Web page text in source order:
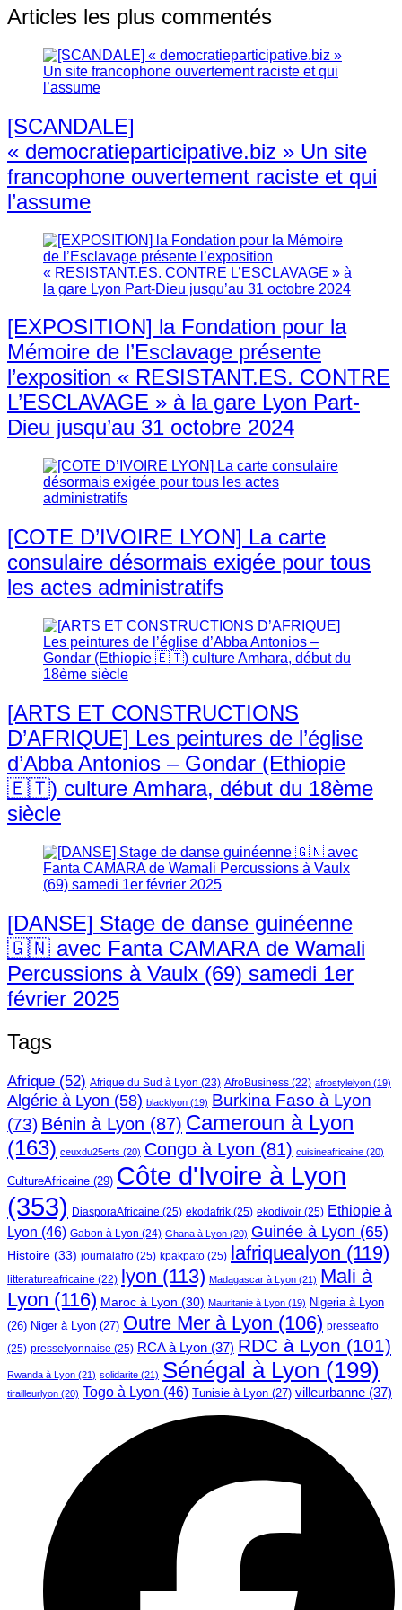
Articles les plus commentés
[SCANDALE]
« democratieparticipative.biz » Un site
francophone ouvertement raciste et qui
l’assume
[EXPOSITION] la Fondation pour la
Mémoire de l’Esclavage présente
l’exposition « RESISTANT.ES. CONTRE
L’ESCLAVAGE » à la gare Lyon Part-
Dieu jusqu’au 31 octobre 2024
[COTE D’IVOIRE LYON] La carte
consulaire désormais exigée pour tous
les actes administratifs
[ARTS ET CONSTRUCTIONS
D’AFRIQUE] Les peintures de l’église
d’Abba Antonios – Gondar (Ethiopie
🇪🇹) culture Amhara, début du 18ème
siècle
[DANSE] Stage de danse guinéenne
🇬🇳 avec Fanta CAMARA de Wamali
Percussions à Vaulx (69) samedi 1er
février 2025
Tags
Afrique (52) Afrique du Sud à Lyon (23) AfroBusiness (22) afrostylelyon (19)
Algérie à Lyon (58) blacklyon (19) Burkina Faso à Lyon
(73) Bénin à Lyon (87) Cameroun à Lyon
(163) ceuxdu25erts (20) Congo à Lyon (81) cuisineafricaine (20)
CultureAfricaine (29) Côte d'Ivoire à Lyon
(353) DiasporaAfricaine (25) ekodafrik (25) ekodivoir (25) Ethiopie à
Lyon (46) Gabon à Lyon (24) Ghana à Lyon (20) Guinée à Lyon (65)
Histoire (33) journalafro (25) kpakpato (25) lafriquealyon (119)
litteratureafricaine (22) lyon (113) Madagascar à Lyon (21) Mali à
Lyon (116) Maroc à Lyon (30) Mauritanie à Lyon (19) Nigeria à Lyon
(26) Niger à Lyon (27) Outre Mer à Lyon (106) presseafro
(25) presselyonnaise (25) RCA à Lyon (37) RDC à Lyon (101)
Rwanda à Lyon (21) solidarite (21) Sénégal à Lyon (199)
tirailleurlyon (20) Togo à Lyon (46) Tunisie à Lyon (27) villeurbanne (37)